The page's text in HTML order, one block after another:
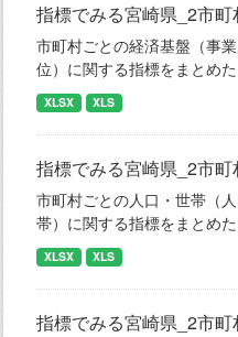
指標でみる宮崎県_2市町
市町村ごとの経済基盤（事
位）に関する指標をまとめ
XLSX XLS
指標でみる宮崎県_2市
市町村ごとの人口・世帯（
帯）に関する指標をまとめ
XLSX XLS
指標でみる宮崎県_2市